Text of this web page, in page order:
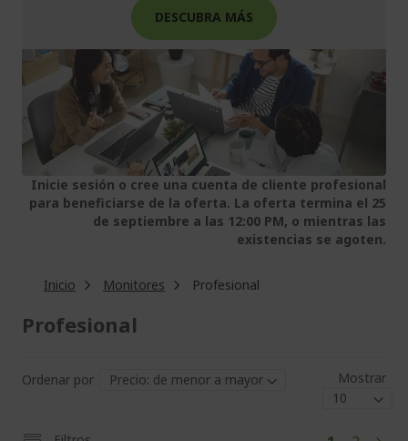
DESCUBRA MÁS
Inicie sesión o cree una cuenta de cliente profesional
para beneficiarse de la oferta. La oferta termina el 25
de septiembre a las 12:00 PM, o mientras las
existencias se agoten.
Inicio Monitores Profesional
Profesional
Ordenar por Mostrar